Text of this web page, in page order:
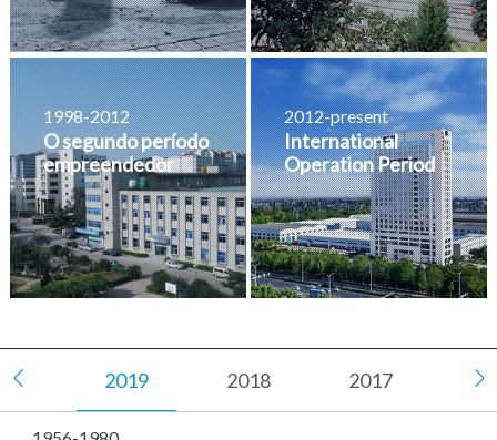
1998-2012
O segundo período
empreendedor
2012-present
International
Operation Period
2019 2018 2017
 